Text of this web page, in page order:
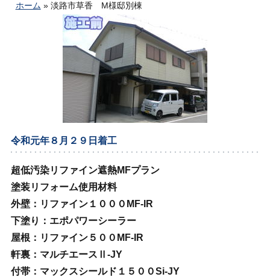
ホーム » 淡路市草香 M様邸別棟
令和元年８月２９日着工
超低汚染リファイン遮熱MFプラン
塗装リフォーム使用材料
外壁：リファイン１０００MF‐IR
下塗り：エポパワーシーラー
屋根：リファイン５００MF‐IR
軒裏：マルチエースⅡ‐JY
付帯：マックスシールド１５００Si‐JY